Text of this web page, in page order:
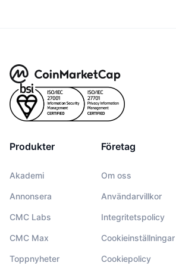
Produkter
Akademi
Annonsera
CMC Labs
CMC Max
Toppnyheter
Företag
Om oss
Användarvillkor
Integritetspolicy
Cookieinställningar
Cookiepolicy